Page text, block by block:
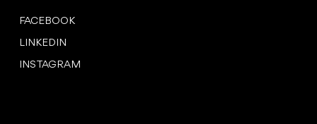
FACEBOOK
LINKEDIN
INSTAGRAM